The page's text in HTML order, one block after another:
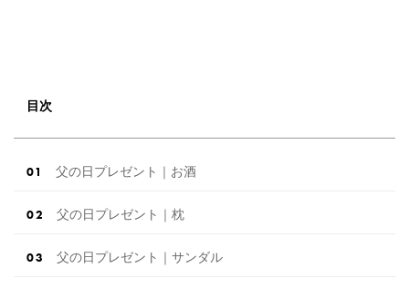
目次
父の日プレゼント｜お酒
父の日プレゼント｜枕
父の日プレゼント｜サンダル